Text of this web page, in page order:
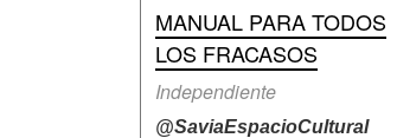
MANUAL PARA TODOS
LOS FRACASOS
Independiente
@SaviaEspacioCultural